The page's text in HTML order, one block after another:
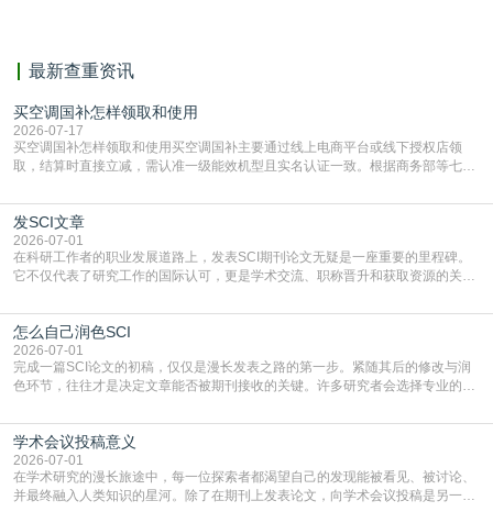
最新查重资讯
买空调国补怎样领取和使用
2026-07-17
买空调国补怎样领取和使用买空调国补主要通过线上电商平台或线下授权店领
取，结算时直接立减‌，需认准一级能效机型且实名认证一致。根据商务部等七部
能领到补贴首选‌京东APP‌搜索专属口令(如【家电补贴1637】、【国补立省
4949】等，口令会随活动更新，以页面显示为准)进入补贴专场。淘宝/天猫也可
复制粘贴【8$FKFGgJq
发SCI文章
2026-07-01
在科研工作者的职业发展道路上，发表SCI期刊论文无疑是一座重要的里程碑。
它不仅代表了研究工作的国际认可，更是学术交流、职称晋升和获取资源的关键
战与困惑。从选题立意到投稿回应，每一步都需要精心的策略与扎实的工作。本
篇AEIC学术交流中心小编就为大家介绍“发SCI文章”。一、精准定位是成功的第
一步发表SCI文章，首要解决的问题是“投
怎么自己润色SCI
2026-07-01
完成一篇SCI论文的初稿，仅仅是漫长发表之路的第一步。紧随其后的修改与润
色环节，往往才是决定文章能否被期刊接收的关键。许多研究者会选择专业的语
质量，更能在此过程中深化对学术写作的理解。如何系统、高效地打磨自己的论
文，使其在语言和学术表达上更符合国际期刊的要求，是每位研究者值得投入学
习的技能。本篇AEIC学术交流中心小编就为大家介
学术会议投稿意义
2026-07-01
在学术研究的漫长旅途中，每一位探索者都渴望自己的发现能被看见、被讨论、
并最终融入人类知识的星河。除了在期刊上发表论文，向学术会议投稿是另一个